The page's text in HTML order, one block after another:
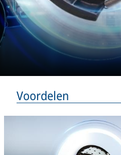
Voordelen